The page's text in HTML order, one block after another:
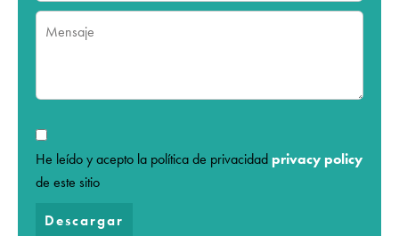
He leído y acepto la política de privacidad privacy policy
de este sitio
Descargar